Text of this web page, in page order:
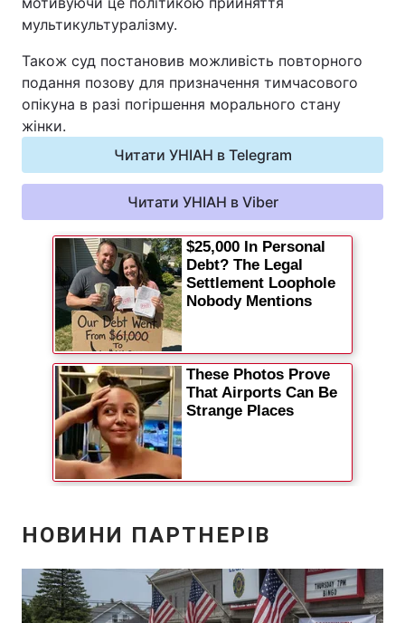
Інтерв'ю Думки
Архів Вакансії
Контакти
Моніторинг Пресцентр
мультикультуралізму.
Також суд постановив можливість повторного
подання позову для призначення тимчасового
опікуна в разі погіршення морального стану
жінки.
Читати УНІАН в Telegram
Читати УНІАН в Viber